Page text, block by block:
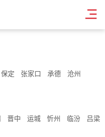
保定 张家口 承德
沧州
晋中 运城 忻州 临汾 吕梁